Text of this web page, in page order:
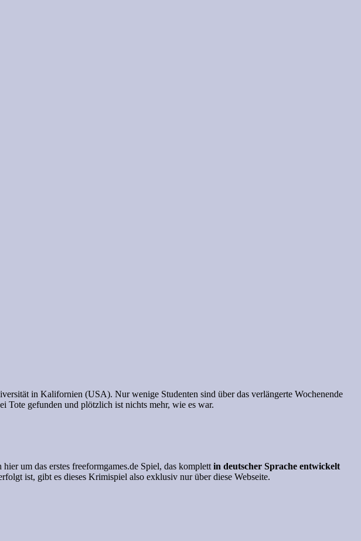
in Kalifornien (USA). Nur wenige Studenten sind über das verlängerte Wochenende
Tote gefunden und plötzlich ist nichts mehr, wie es war.
hier um das erstes freeformgames.de Spiel, das komplett in deutscher Sprache entwickelt
ist, gibt es dieses Krimispiel also exklusiv nur über diese Webseite.